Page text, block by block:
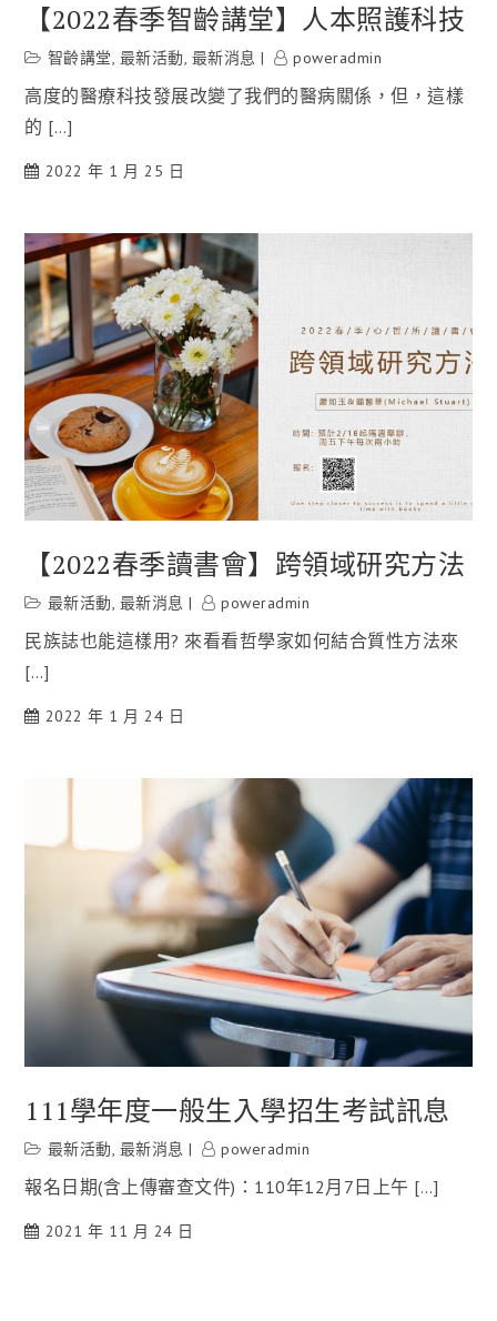
【2022春季智齡講堂】人本照護科技
智齡講堂, 最新活動, 最新消息 poweradmin
高度的醫療科技發展改變了我們的醫病關係，但，這樣
的 […]
2022 年 1 月 25 日
【2022春季讀書會】跨領域研究方法
最新活動, 最新消息 poweradmin
民族誌也能這樣用? 來看看哲學家如何結合質性方法來
[…]
2022 年 1 月 24 日
111學年度一般生入學招生考試訊息
最新活動 最新消息 poweradmin
報名日期(含上傳審查文件)：110年12月7日上午 […]
2021 年 11 月 24 日